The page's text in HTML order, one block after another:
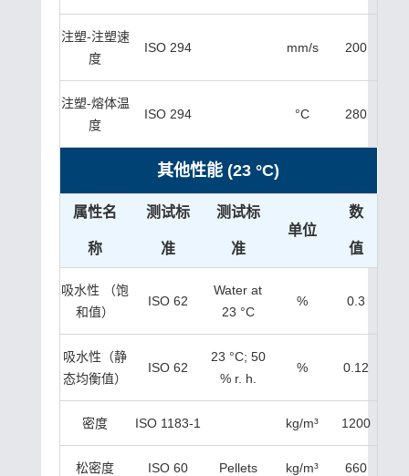
注塑-注塑速
度
ISO 294 mm/s 200
注塑-熔体温
度
ISO 294 °C 280
其他性能 (23 °C)
属性名
称
测试标
准
测试标
准
单位
数
值
吸水性 （饱
和值）
ISO 62
Water at
23 °C
% 0.3
吸水性（静
态均衡值）
ISO 62
23 °C; 50
% r. h.
% 0.12
密度 ISO 1183-1 kg/m³ 1200
松密度 ISO 60 Pellets kg/m³ 660